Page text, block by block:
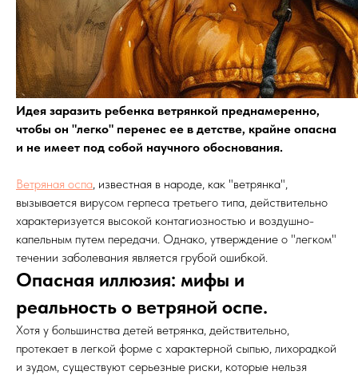
Идея заразить ребенка ветрянкой преднамеренно,
чтобы он "легко" перенес ее в детстве, крайне опасна
и не имеет под собой научного обоснования.
Ветряная оспа, известная в народе, как "ветрянка",
вызывается вирусом герпеса третьего типа, действительно
характеризуется высокой контагиозностью и воздушно-
капельным путем передачи. Однако, утверждение о "легком"
течении заболевания является грубой ошибкой.
Опасная иллюзия: мифы и
реальность о ветряной оспе.
Хотя у большинства детей ветрянка, действительно,
протекает в легкой форме с характерной сыпью, лихорадкой
и зудом, существуют серьезные риски, которые нельзя